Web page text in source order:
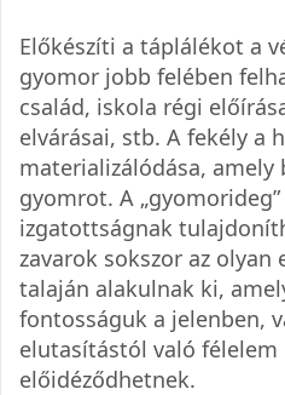
Előkészíti a táplálékot a
gyomor jobb felében
család, iskola régi
elvárásai, stb. A fekély a
materializálódása, amely
gyomrot. A
izgatottságnak
zavarok sokszor az olyan
talaján alakulnak ki,
fontosságuk a jelenben,
elutasítástól való félelem
előidéződhetnek.